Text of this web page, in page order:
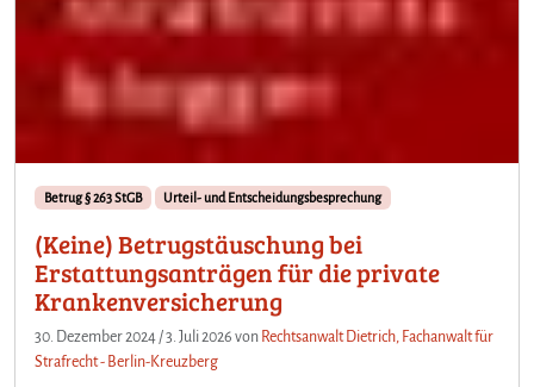
Betrug § 263 StGB Urteil- und Entscheidungsbesprechung
(Keine) Betrugstäuschung bei
Erstattungsanträgen für die private
Krankenversicherung
30. Dezember 2024 /3. Juli 2026 von Rechtsanwalt Dietrich, Fachanwalt für
Strafrecht - Berlin-Kreuzberg